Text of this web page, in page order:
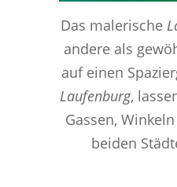
Das malerische
andere als
auf einen
Laufenburg,
Gassen,
beiden